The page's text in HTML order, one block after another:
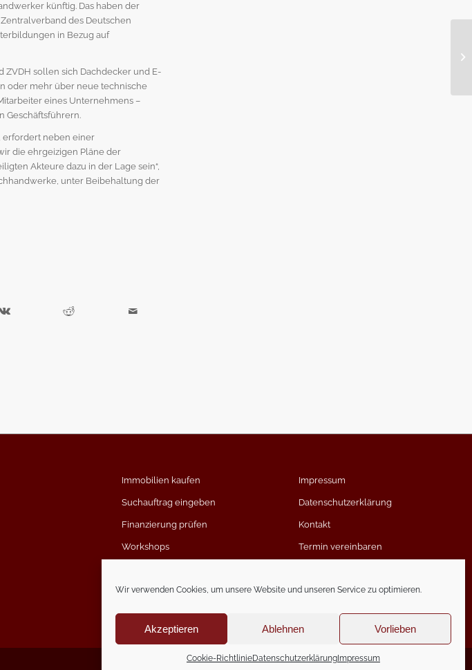
Wir verwenden Cookies, um unsere Website und unseren Service zu optimieren.
Akzeptieren Ablehnen Vorlieben
Cookie-RichtlinieDatenschutzerklärungImpressum
künftig. Das haben der
des Deutschen
in Bezug auf
ZVDH sollen sich Dachdecker und E-
oder mehr über neue technische
eines Unternehmens –
Geschäftsführern.
erfordert neben einer
die ehrgeizigen Pläne der
Akteure dazu in der Lage sein“,
unter Beibehaltung der
Immobilien kaufen
Suchauftrag eingeben
Finanzierung prüfen
Workshops
Impressum
Datenschutzerklärung
Kontakt
Termin vereinbaren